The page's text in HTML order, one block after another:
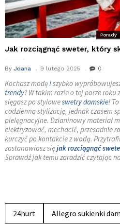
Porady
Jak rozciągnąć sweter, który
By Joana 9 lutego 2025 0
Kochasz modęiszybko
trendy? W takim razie o tej porze roku
sięgasz po styloweswetry damskie!
codzienną stylizację, jednak czasem
pielęgnacyjne. Dzianinowy materiał
elektryzować, mechacić, przesadnie
kurczyć po kontakcie z wodą.
zastanawiasz sięjak rozciągnąć
Sprawdź jak temu zaradzić czytając
24hurt Allegro sukienki